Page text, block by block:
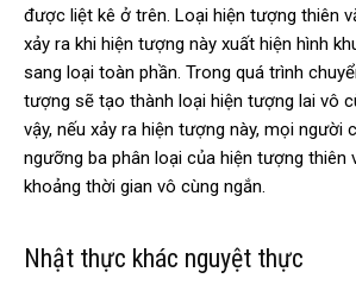
được liệt kê ở trên. Loại hiện tượng thiên
xảy ra khi hiện tượng này xuất hiện hình
sang loại toàn phần. Trong quá trình
tượng sẽ tạo thành loại hiện tượng lai vô
vậy, nếu xảy ra hiện tượng này, mọi người
ngưỡng ba phân loại của hiện tượng thiên
khoảng thời gian vô cùng ngắn.
Nhật thực khác nguyệt thực